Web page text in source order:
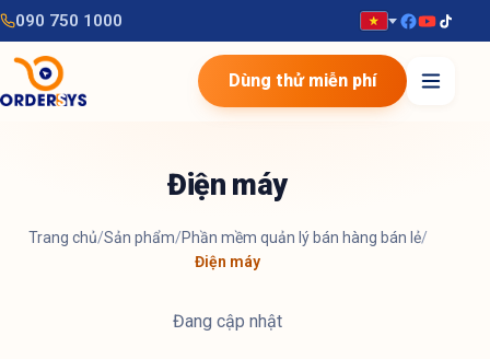
090 750 1000
Dùng thử miễn phí
Điện máy
Trang chủ/Sản phẩm/Phần mềm quản lý bán hàng bán lẻ/
Điện máy
Đang cập nhật